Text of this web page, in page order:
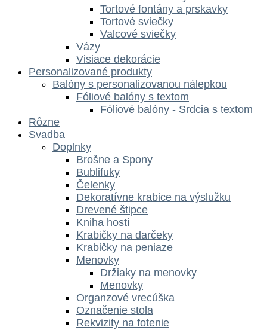
Tortové fontány a prskavky
Tortové sviečky
Valcové sviečky
Vázy
Visiace dekorácie
Personalizované produkty
Balóny s personalizovanou nálepkou
Fóliové balóny s textom
Fóliové balóny - Srdcia s textom
Rôzne
Svadba
Doplnky
Brošne a Spony
Bublifuky
Čelenky
Dekoratívne krabice na výslužku
Drevené štipce
Kniha hostí
Krabičky na darčeky
Krabičky na peniaze
Menovky
Držiaky na menovky
Menovky
Organzové vrecúška
Označenie stola
Rekvizity na fotenie